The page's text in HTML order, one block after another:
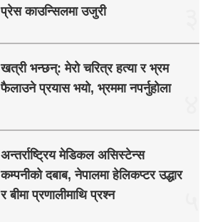
प्रेस काउन्सिलमा उजुरी
खत्री भन्छन्: मेरो चरित्र हत्या र भ्रम
फैलाउने प्रयास भयो, भ्रममा नपर्नुहोला
अन्तर्राष्ट्रिय मेडिकल असिस्टेन्स
कम्पनीको दबाब, नेपालमा हेलिकप्टर उद्धार
र बीमा प्रणालीमाथि प्रश्न